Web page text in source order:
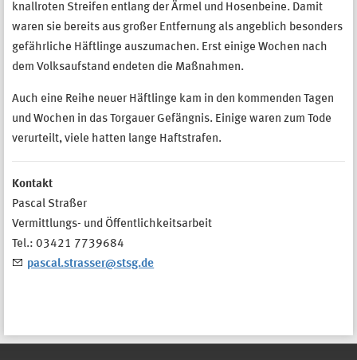
knallroten Streifen entlang der Ärmel und Hosenbeine. Damit
waren sie bereits aus großer Entfernung als angeblich besonders
gefährliche Häftlinge auszumachen. Erst einige Wochen nach
dem Volksaufstand endeten die Maßnahmen.
Auch eine Reihe neuer Häftlinge kam in den kommenden Tagen
und Wochen in das Torgauer Gefängnis. Einige waren zum Tode
verurteilt, viele hatten lange Haftstrafen.
Kontakt
Pascal Straßer
Vermittlungs- und Öffentlichkeitsarbeit
Tel.: 03421 7739684
pascal.strasser@stsg.de